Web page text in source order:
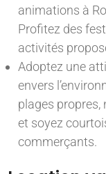
animations à
Profitez des
activités
Adoptez une
envers
plages propres,
et soyez
commerçants.